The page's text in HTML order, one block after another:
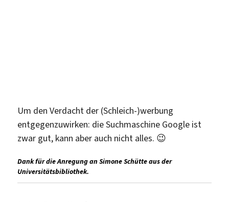
Um den Verdacht der (Schleich-)werbung
entgegenzuwirken: die Suchmaschine Google ist
zwar gut, kann aber auch nicht alles. 😉
Dank für die Anregung an Simone Schütte aus der
Universitätsbibliothek.